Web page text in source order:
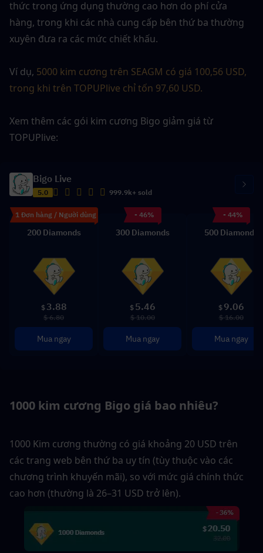
thức trong ứng dụng thường cao hơn do phí cửa
hàng, trong khi các nhà cung cấp bên thứ ba thường
xuyên đưa ra các mức chiết khấu.
Ví dụ, 5000 kim cương trên SEAGM có giá 100,56 USD,
trong khi trên TOPUPlive chỉ tốn 97,60 USD.
Xem thêm các gói kim cương Bigo giảm giá từ
TOPUPlive:
Bigo Live
5.0 999.9k+ sold
1 Đơn hàng / Người dùng
200 Diamonds
$ 3.88
$ 6.80
Mua ngay
- 46%
300 Diamonds
$ 5.46
$ 10.00
Mua ngay
- 44%
500 Diamonds
$ 9.06
$ 16.00
Mua ngay
1000 kim cương Bigo giá bao nhiêu?
1000 Kim cương thường có giá khoảng 20 USD trên
các trang web bên thứ ba uy tín (tùy thuộc vào các
chương trình khuyến mãi), so với mức giá chính thức
cao hơn (thường là 26–31 USD trở lên).